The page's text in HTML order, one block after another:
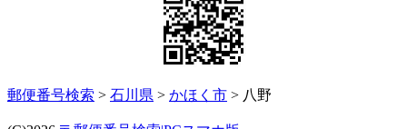
郵便番号検索 > 石川県 > かほく市 > 八野